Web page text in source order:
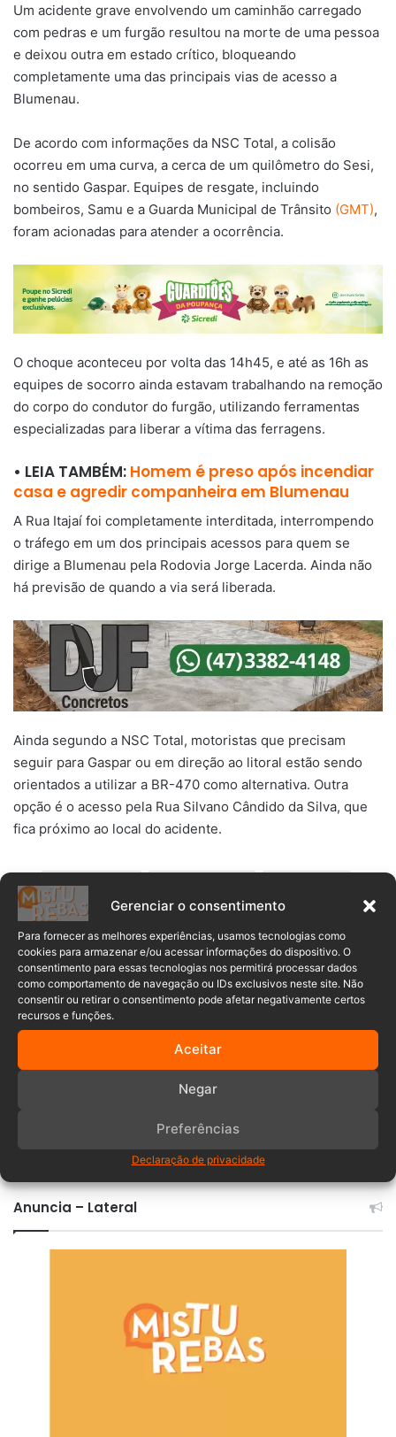
Gerenciar o consentimento
Para fornecer as melhores experiências, usamos tecnologias como
cookies para armazenar e/ou acessar informações do dispositivo. O
consentimento para essas tecnologias nos permitirá processar dados
como comportamento de navegação ou IDs exclusivos neste site. Não
consentir ou retirar o consentimento pode afetar negativamente certos
recursos e funções.
Aceitar
Negar
Preferências
Declaração de privacidade
Um acidente grave envolvendo um caminhão carregado
com pedras e um furgão resultou na morte de uma pessoa
e deixou outra em estado crítico, bloqueando
completamente uma das principais vias de acesso a
Blumenau.
De acordo com informações da NSC Total, a colisão
ocorreu em uma curva, a cerca de um quilômetro do Sesi,
no sentido Gaspar. Equipes de resgate, incluindo
bombeiros, Samu e a Guarda Municipal de Trânsito (GMT),
foram acionadas para atender a ocorrência.
O choque aconteceu por volta das 14h45, e até as 16h as
equipes de socorro ainda estavam trabalhando na remoção
do corpo do condutor do furgão, utilizando ferramentas
especializadas para liberar a vítima das ferragens.
• LEIA TAMBÉM: Homem é preso após incendiar
casa e agredir companheira em Blumenau
A Rua Itajaí foi completamente interditada, interrompendo
o tráfego em um dos principais acessos para quem se
dirige a Blumenau pela Rodovia Jorge Lacerda. Ainda não
há previsão de quando a via será liberada.
Ainda segundo a NSC Total, motoristas que precisam
seguir para Gaspar ou em direção ao litoral estão sendo
orientados a utilizar a BR-470 como alternativa. Outra
opção é o acesso pela Rua Silvano Cândido da Silva, que
fica próximo ao local do acidente.
Acidente
Corpo de Bombeiros
Santa Catarina
Comentários
Anuncia – Lateral